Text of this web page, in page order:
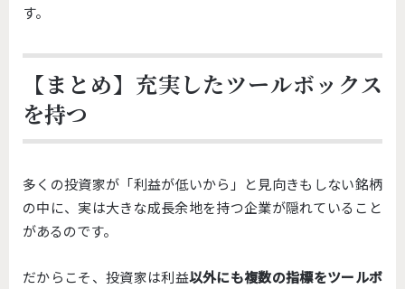
す。
【まとめ】充実したツールボックス
を持つ
多くの投資家が「利益が低いから」と見向きもしない銘柄
の中に、 実は大きな成長余地を持つ企業が隠れていること
があるのです。
だからこそ、投資家は利益以外にも複数の指標をツールボ